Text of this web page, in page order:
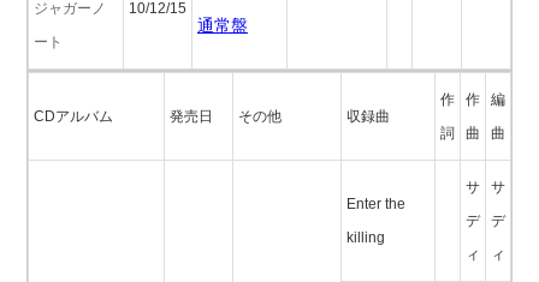
ジャガーノ
ート
10/12/15
通常盤
CDアルバム 発売日 その他 収録曲
作
詞
作
曲
編
曲
Enter the
killing
サ
デ
ィ
サ
デ
ィ